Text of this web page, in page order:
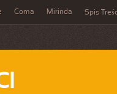
Coma Mirinda Spis